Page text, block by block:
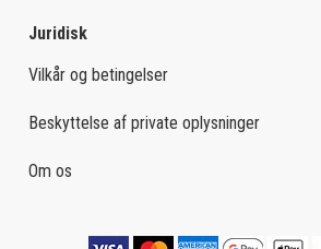
Juridisk
Vilkår og betingelser
Beskyttelse af private oplysninger
Om os